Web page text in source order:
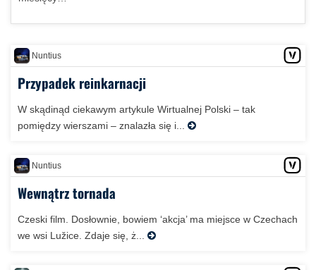
Nuntius
Przypadek reinkarnacji
W skądinąd ciekawym artykule Wirtualnej Polski – tak
pomiędzy wierszami – znalazła się i...
Nuntius
Wewnątrz tornada
Czeski film. Dosłownie, bowiem ‘akcja’ ma miejsce w Czechach
we wsi Lužice. Zdaje się, ż...